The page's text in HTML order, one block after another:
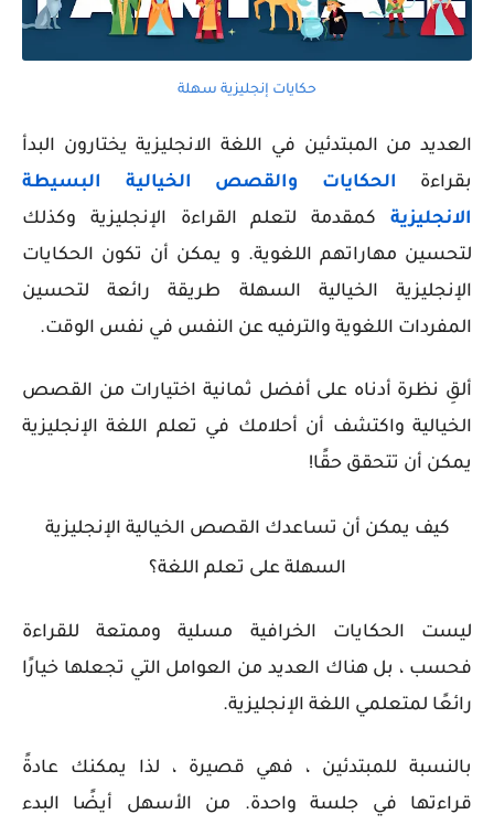
حكايات إنجليزية سهلة
العديد من المبتدئين في اللغة الانجليزية يختارون البدأ
بقراءة الحكايات والقصص الخيالية البسيطة
الانجليزية كمقدمة لتعلم القراءة الإنجليزية وكذلك
لتحسين مهاراتهم اللغوية. و يمكن أن تكون الحكايات
الإنجليزية الخيالية السهلة طريقة رائعة لتحسين
المفردات اللغوية والترفيه عن النفس في نفس الوقت.
ألقِ نظرة أدناه على أفضل ثمانية اختيارات من القصص
الخيالية واكتشف أن أحلامك في تعلم اللغة الإنجليزية
يمكن أن تتحقق حقًا!
كيف يمكن أن تساعدك القصص الخيالية الإنجليزية
السهلة على تعلم اللغة؟
ليست الحكايات الخرافية مسلية وممتعة للقراءة
فحسب ، بل هناك العديد من العوامل التي تجعلها خيارًا
رائعًا لمتعلمي اللغة الإنجليزية.
بالنسبة للمبتدئين ، فهي قصيرة ، لذا يمكنك عادةً
قراءتها في جلسة واحدة. من الأسهل أيضًا البدء